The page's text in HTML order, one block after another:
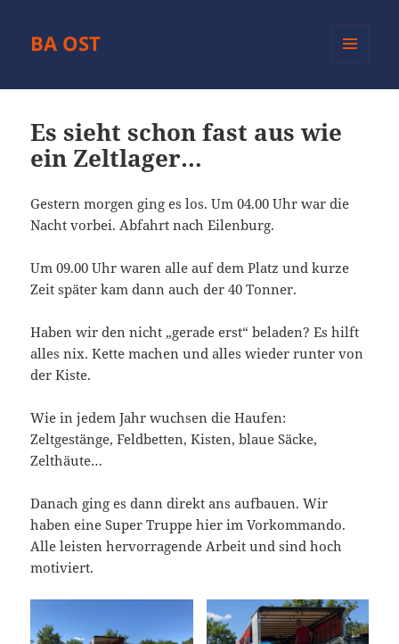
BA OST
Es sieht schon fast aus wie
ein Zeltlager…
Gestern morgen ging es los. Um 04.00 Uhr war die
Nacht vorbei. Abfahrt nach Eilenburg.
Um 09.00 Uhr waren alle auf dem Platz und kurze
Zeit später kam dann auch der 40 Tonner.
Haben wir den nicht „gerade erst“ beladen? Es hilft
alles nix. Kette machen und alles wieder runter von
der Kiste.
Wie in jedem Jahr wuchsen die Haufen:
Zeltgestänge, Feldbetten, Kisten, blaue Säcke,
Zelthäute…
Danach ging es dann direkt ans aufbauen. Wir
haben eine Super Truppe hier im Vorkommando.
Alle leisten hervorragende Arbeit und sind hoch
motiviert.